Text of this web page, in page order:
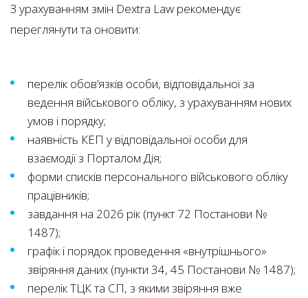
З урахуванням змін Dextra Law рекомендує
переглянути та оновити:
перелік обов’язків особи, відповідальної за
ведення військового обліку, з урахуванням нових
умов і порядку;
наявність КЕП у відповідальної особи для
взаємодії з Порталом Дія;
форми списків персонального військового обліку
працівників;
завдання на 2026 рік (пункт 72 Постанови №
1487);
графік і порядок проведення «внутрішнього»
звіряння даних (пункти 34, 45 Постанови № 1487);
перелік ТЦК та СП, з якими звіряння вже